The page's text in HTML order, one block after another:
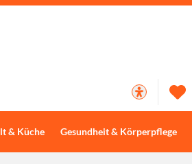
& Küche Gesundheit & Körperpflege